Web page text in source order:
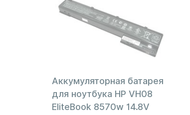
Аккумуляторная батарея
для ноутбука HP VH08
EliteBook 8570w 14.8V